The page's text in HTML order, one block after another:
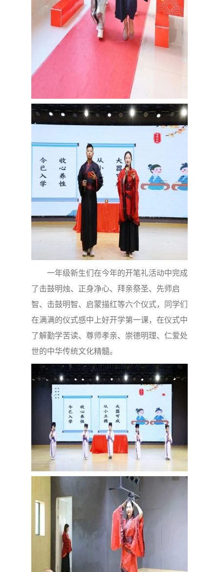
一年级新生们在今年的开笔礼活动中完成
了击鼓明烛、正身净心、拜亲祭圣、先师启
智、击鼓明智、启蒙描红等六个仪式，同学们
在满满的仪式感中上好开学第一课，在仪式中
了解勤学苦读、尊师孝亲、崇德明理、仁爱处
世的中华传统文化精髓。